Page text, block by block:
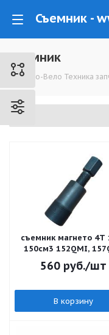
Съемник
Мото-Вело Техника
съемник магнето 4T
150см3 152QMI,
560руб./шт
В корзину